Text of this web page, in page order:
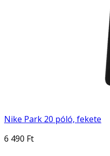
Nike Park 20 póló, fekete
6 490 Ft